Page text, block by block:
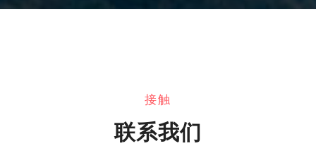
接触
联系我们